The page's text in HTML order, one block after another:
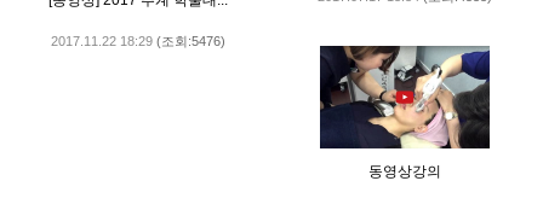
2017.11.22 18:29(조회:5476)
동영상강의